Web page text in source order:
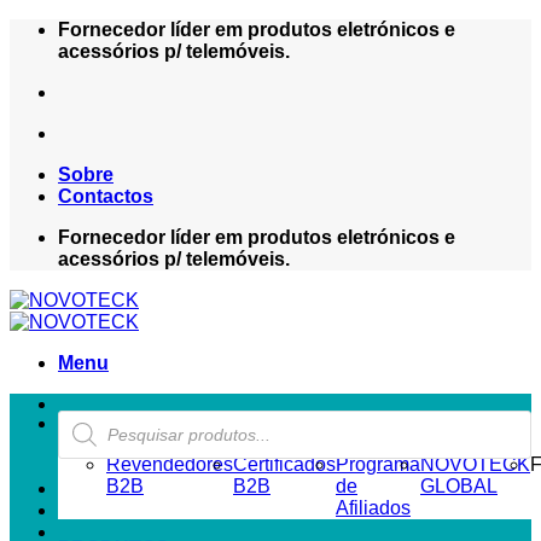
Skip
Fornecedor líder em produtos eletrónicos e
acessórios p/ telemóveis.
Sobre
Contactos
Fornecedor líder em produtos eletrónicos e
acessórios p/ telemóveis.
Menu
Products
search
ZONA REVENDEDOR-B2B
Revendedores
B2B
Certificados
B2B
Programa
de
Afiliados
NOVOTECK
GLOBAL